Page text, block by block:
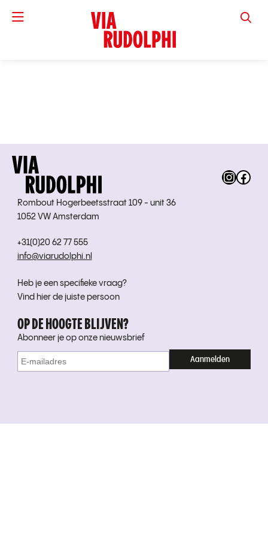
VIA
Rombout Hogerbeetsstraat 109 - unit 36
1052 VW Amsterdam
+31(0)20 62 77 555
info@viarudolphi.nl
Heb je een specifieke vraag?
Vind hier de juiste persoon
OP DE HOOGTE BLIJVEN?
Abonneer je op onze nieuwsbrief